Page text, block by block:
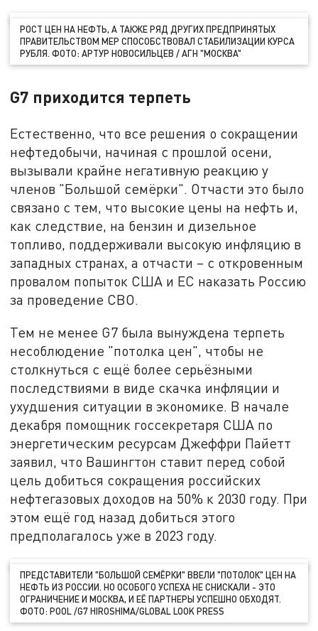
РОСТ ЦЕН НА НЕФТЬ, А ТАКЖЕ РЯД ДРУГИХ ПРЕДПРИНЯТЫХ
ПРАВИТЕЛЬСТВОМ МЕР СПОСОБСТВОВАЛ СТАБИЛИЗАЦИИ КУРСА
РУБЛЯ. ФОТО: АРТУР НОВОСИЛЬЦЕВ / АГН "МОСКВА"
G7 приходится терпеть
Естественно, что все решения о сокращении
нефтедобычи, начиная с прошлой осени,
вызывали крайне негативную реакцию у
членов "Большой семёрки". Отчасти это было
связано с тем, что высокие цены на нефть и,
как следствие, на бензин и дизельное
топливо, поддерживали высокую инфляцию в
западных странах, а отчасти – с откровенным
провалом попыток США и ЕС наказать Россию
за проведение СВО.
Тем не менее G7 была вынуждена терпеть
несоблюдение "потолка цен", чтобы не
столкнуться с ещё более серьёзными
последствиями в виде скачка инфляции и
ухудшения ситуации в экономике. В начале
декабря помощник госсекретаря США по
энергетическим ресурсам Джеффри Пайетт
заявил, что Вашингтон ставит перед собой
цель добиться сокращения российских
нефтегазовых доходов на 50% к 2030 году. При
этом ещё год назад добиться этого
предполагалось уже в 2023 году.
ПРЕДСТАВИТЕЛИ "БОЛЬШОЙ СЕМЁРКИ" ВВЕЛИ "ПОТОЛОК" ЦЕН НА
НЕФТЬ ИЗ РОССИИ. НО ОСОБОГО УСПЕХА НЕ СНИСКАЛИ - ЭТО
ОГРАНИЧЕНИЕ И МОСКВА, И ЕЁ ПАРТНЕРЫ УСПЕШНО ОБХОДЯТ.
ФОТО: POOL /G7 HIROSHIMA/GLOBAL LOOK PRESS